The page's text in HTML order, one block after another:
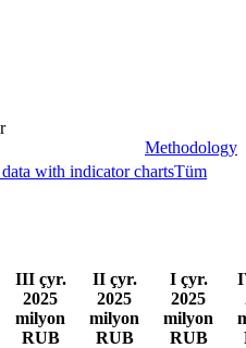
Methodology
with indicator chartsTüm
III çyr.
2025
milyon
RUB
II çyr.
2025
milyon
RUB
I çyr.
2025
milyon
RUB